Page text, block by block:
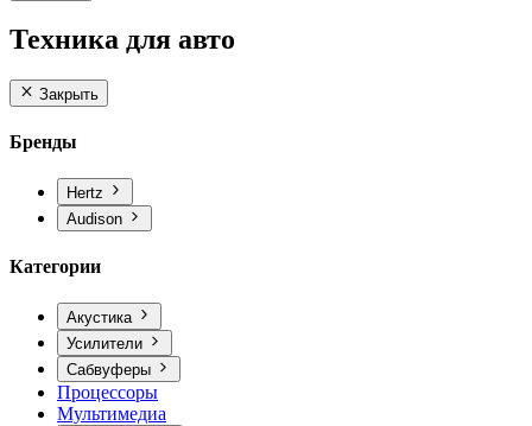
Техника для авто
Закрыть
Бренды
Hertz
Audison
Категории
Акустика
Усилители
Сабвуферы
Процессоры
Мультимедиа